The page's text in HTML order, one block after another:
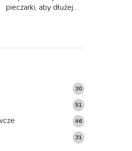
pieczarki, aby dłużej
30
51
46
31